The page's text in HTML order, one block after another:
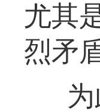
尤其
烈矛